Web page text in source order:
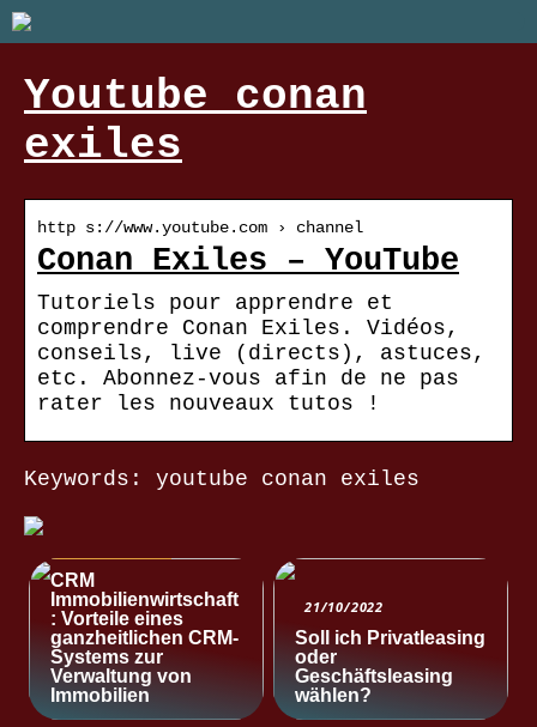
Youtube conan
exiles
http s://www.youtube.com › channel
Conan Exiles – YouTube
Tutoriels pour apprendre et
comprendre Conan Exiles. Vidéos,
conseils, live (directs), astuces,
etc. Abonnez-vous afin de ne pas
rater les nouveaux tutos !
Keywords: youtube conan exiles
CRM
Immobilienwirtschaft
: Vorteile eines
ganzheitlichen CRM-
Systems zur
Verwaltung von
Immobilien
21/10/2022
Soll ich Privatleasing
oder
Geschäftsleasing
wählen?